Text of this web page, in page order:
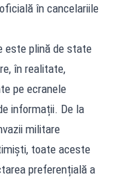
în cancelariile
este plină de state
în realitate,
pe ecranele
informații. De la
militare
toate aceste
preferențială a